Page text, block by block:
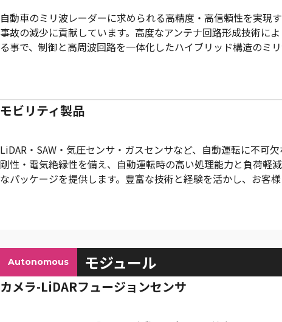
自動車のミリ波レーダーに求められる高精度・高信頼性を実現
事故の減少に貢献しています。高度なアンテナ回路形成技術に
る事で、制御と高周波回路を一体化したハイブリッド構造のミ
モビリティ製品
LiDAR・SAW・気圧センサ・ガスセンサなど、自動運転に不可
剛性・電気絶縁性を備え、自動運転時の高い処理能力と負荷軽
なパッケージを提供します。豊富な技術と経験を活かし、お客
Autonomous モジュール
カメラ-LiDARフュージョンセンサ